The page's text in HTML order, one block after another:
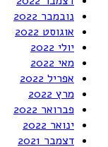
נובמבר 2022
אוגוסט 2022
יולי 2022
מאי 2022
אפריל 2022
מרץ 2022
פברואר 2022
ינואר 2022
דצמבר 2021